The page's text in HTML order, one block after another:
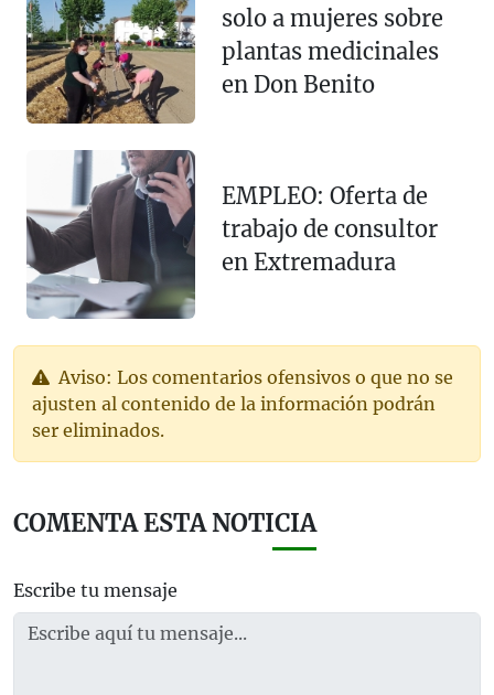
solo a mujeres sobre
plantas medicinales
en Don Benito
EMPLEO: Oferta de
trabajo de consultor
en Extremadura
Aviso: Los comentarios ofensivos o que no se
ajusten al contenido de la información podrán
ser eliminados.
COMENTA ESTA NOTICIA
Escribe tu mensaje